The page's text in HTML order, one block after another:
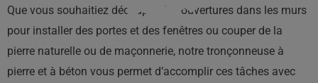
Que vous souhaitiez découper des ouvertures dans les murs
pour installer des portes et des fenêtres ou couper de la
pierre naturelle ou de maçonnerie, notre tronçonneuse à
pierre et à béton vous permet d’accomplir ces tâches avec